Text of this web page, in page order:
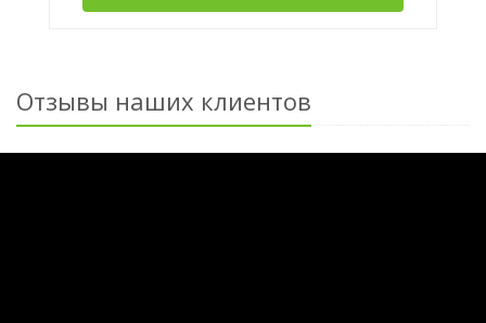
Отзывы наших клиентов